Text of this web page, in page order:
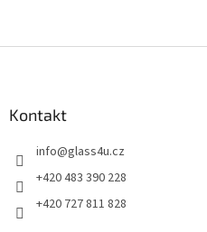
Kontakt
info@glass4u.cz
+420 483 390 228
+420 727 811 828